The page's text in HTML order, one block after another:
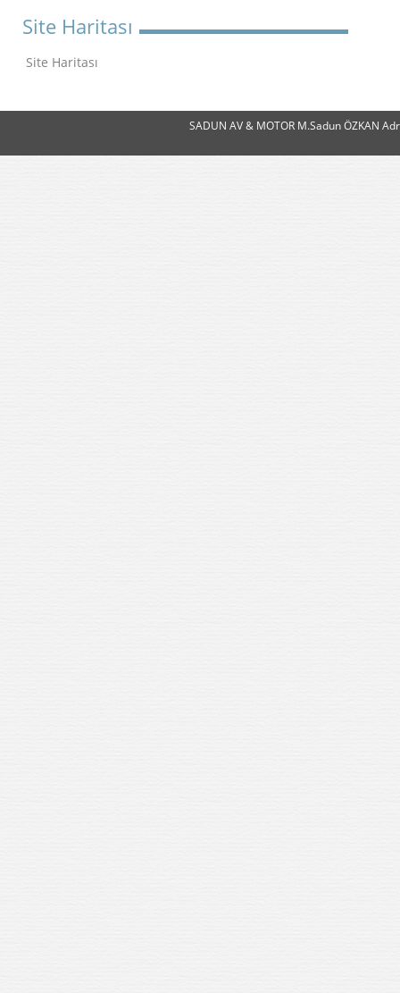
Site Haritası
Site Haritası
SADUN AV & MOTOR M.Sadun ÖZKAN